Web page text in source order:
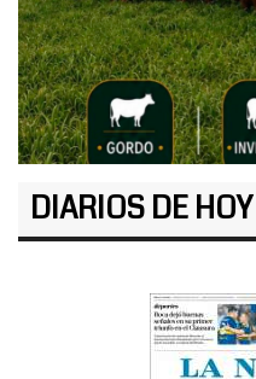
DIARIOS DE HOY